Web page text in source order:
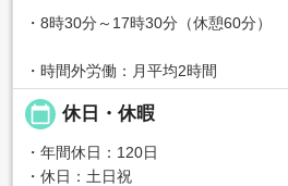
・8時30分～17時30分（休憩60分）
・時間外労働：月平均2時間
calendar_today 休日・休暇
・年間休日：120日
・休日：土日祝